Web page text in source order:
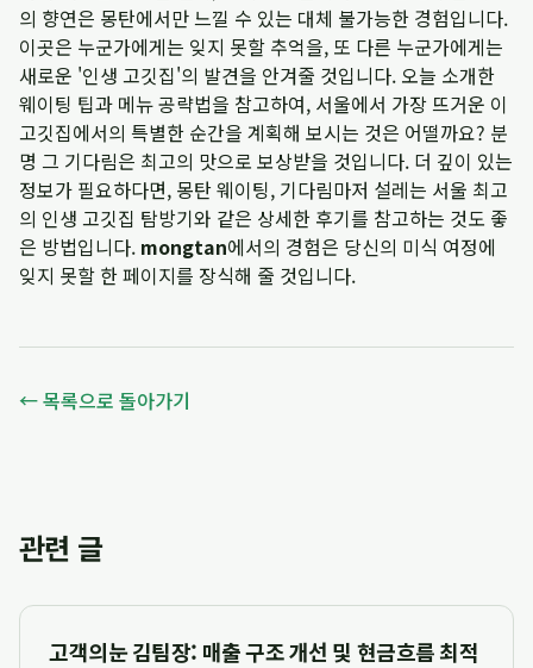
의 향연은 몽탄에서만 느낄 수 있는 대체 불가능한 경험입니다.
이곳은 누군가에게는 잊지 못할 추억을, 또 다른 누군가에게는
새로운 '인생 고깃집'의 발견을 안겨줄 것입니다. 오늘 소개한
웨이팅 팁과 메뉴 공략법을 참고하여, 서울에서 가장 뜨거운 이
고깃집에서의 특별한 순간을 계획해 보시는 것은 어떨까요? 분
명 그 기다림은 최고의 맛으로 보상받을 것입니다. 더 깊이 있는
정보가 필요하다면, 몽탄 웨이팅, 기다림마저 설레는 서울 최고
의 인생 고깃집 탐방기와 같은 상세한 후기를 참고하는 것도 좋
은 방법입니다. mongtan에서의 경험은 당신의 미식 여정에
잊지 못할 한 페이지를 장식해 줄 것입니다.
← 목록으로 돌아가기
관련 글
고객의눈 김팀장: 매출 구조 개선 및 현금흐름 최적